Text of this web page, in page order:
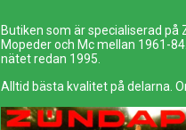
Butiken som är specialiserad på
Mopeder och Mc mellan 1961-
nätet redan 1995.
Alltid bästa kvalitet på delarna.